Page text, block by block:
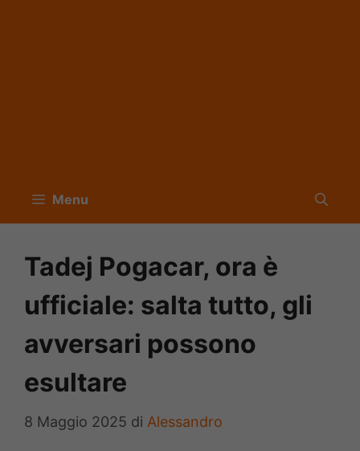
Menu
Tadej Pogacar, ora è
ufficiale: salta tutto, gli
avversari possono
esultare
8 Maggio 2025 di Alessandro